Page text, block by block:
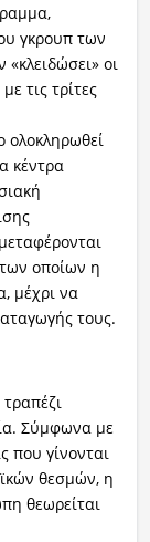
γκρουπ των
οι
τις τρίτες
ολοκληρωθεί
κέντρα
των οποίων η
μέχρι να
τους.
Σύμφωνα με
που γίνονται
θεσμών, η
θεωρείται